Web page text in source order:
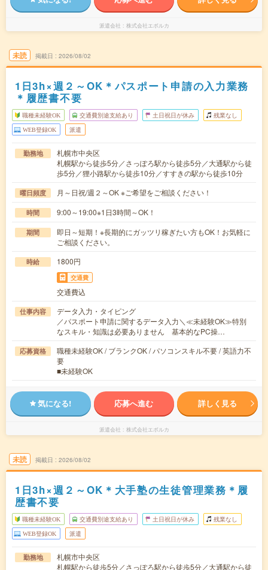
派遣会社 株式会社エボルカ
未読 掲載日 2026/08/02
1日3h×週２～OK＊パスポート申請の入力業務
＊履歴書不要
職種未経験OK 交通費別途支給あり 土日祝日が休み 残業なし
WEB登録OK 派遣
勤務地
札幌市中央区
札幌駅から徒歩5分／さっぽろ駅から徒歩5分／大通駅から徒
歩5分／狸小路駅から徒歩10分／すすきの駅から徒歩10分
曜日頻度 月～日祝/週２～OK ※ご希望をご相談ください！
時間 9:00～19:00※1日3時間～OK！
期間
即日～短期！※長期的にガッツリ稼ぎたい方もOK！お気軽に
ご相談ください。
時給 1800円
交通費
交通費込
仕事内容
データ入力・タイピング
／パスポート申請に関するデータ入力＼≪未経験OK≫特別
なスキル・知識は必要ありません 基本的なPC操…
応募資格
職種未経験OK / ブランクOK / パソコンスキル不要 / 英語力不
要
■未経験OK
気になる! 応募へ進む 詳しく見る
派遣会社 株式会社エボルカ
未読 掲載日 2026/08/02
1日3h×週２～OK＊大手塾の生徒管理業務＊履
歴書不要
職種未経験OK 交通費別途支給あり 土日祝日が休み 残業なし
WEB登録OK 派遣
勤務地
札幌市中央区
札幌駅から徒歩5分／さっぽろ駅から徒歩5分／大通駅から徒